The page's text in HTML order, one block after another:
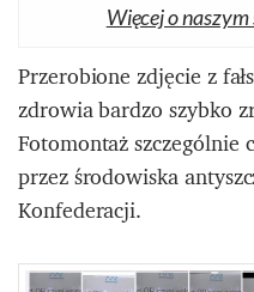
Więcej o
Przerobione zdjęcie z
zdrowia bardzo szybko
Fotomontaż szczególnie
przez środowiska
Konfederacji.